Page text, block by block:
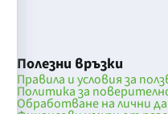
Полезни връзки
Правила и условия за
Политика за
Обработване на лични